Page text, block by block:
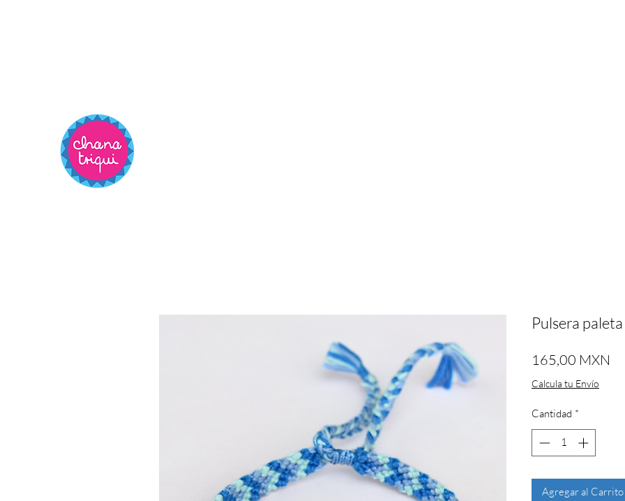
Pulsera paleta
165,00 MXN
Calcula tu Envío
Cantidad *
Agregar al Carrito